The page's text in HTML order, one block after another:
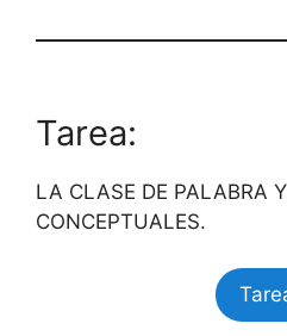
Tarea:
LA CLASE DE PALABRA
CONCEPTUALES.